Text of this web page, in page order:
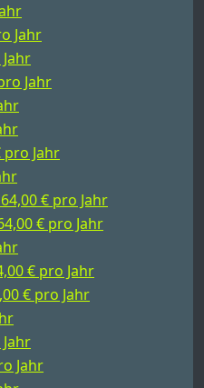
Jahr
Jahr
pro Jahr
€ pro Jahr
€ pro Jahr
€ pro Jahr
€ pro Jahr
Jahr